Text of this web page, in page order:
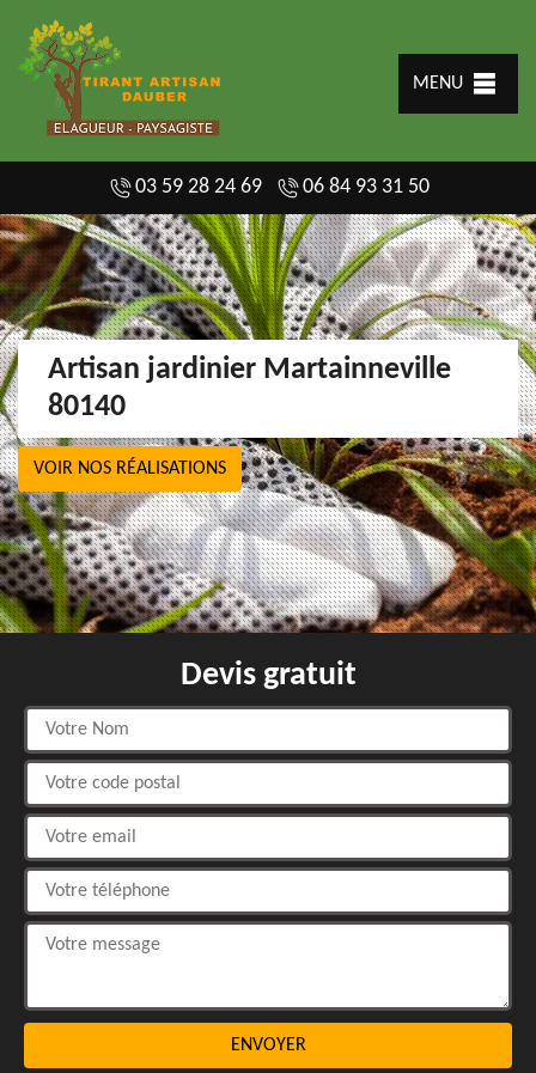
MENU
03 59 28 24 69 06 84 93 31 50
Artisan jardinier Martainneville
80140
VOIR NOS RÉALISATIONS
Devis gratuit